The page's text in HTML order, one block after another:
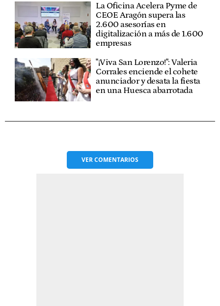
La Oficina Acelera Pyme de
CEOE Aragón supera las
2.600 asesorías en
digitalización a más de 1.600
empresas
"¡Viva San Lorenzo!": Valeria
Corrales enciende el cohete
anunciador y desata la fiesta
en una Huesca abarrotada
VERCOMENTARIOS